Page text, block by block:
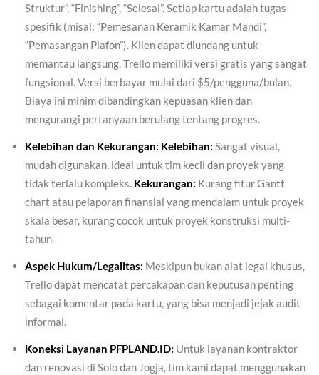
Struktur”, “Finishing”, “Selesai”. Setiap kartu adalah tugas
spesifik (misal: “Pemesanan Keramik Kamar Mandi”,
“Pemasangan Plafon”). Klien dapat diundang untuk
memantau langsung. Trello memiliki versi gratis yang sangat
fungsional. Versi berbayar mulai dari $5/pengguna/bulan.
Biaya ini minim dibandingkan kepuasan klien dan
mengurangi pertanyaan berulang tentang progres.
Kelebihan dan Kekurangan: Kelebihan: Sangat visual,
mudah digunakan, ideal untuk tim kecil dan proyek yang
tidak terlalu kompleks. Kekurangan: Kurang fitur Gantt
chart atau pelaporan finansial yang mendalam untuk proyek
skala besar, kurang cocok untuk proyek konstruksi multi-
tahun.
Aspek Hukum/Legalitas: Meskipun bukan alat legal khusus,
Trello dapat mencatat percakapan dan keputusan penting
sebagai komentar pada kartu, yang bisa menjadi jejak audit
informal.
Koneksi Layanan PFPLAND.ID: Untuk layanan kontraktor
dan renovasi di Solo dan Jogja, tim kami dapat menggunakan